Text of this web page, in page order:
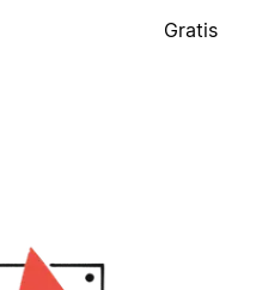
Gratis